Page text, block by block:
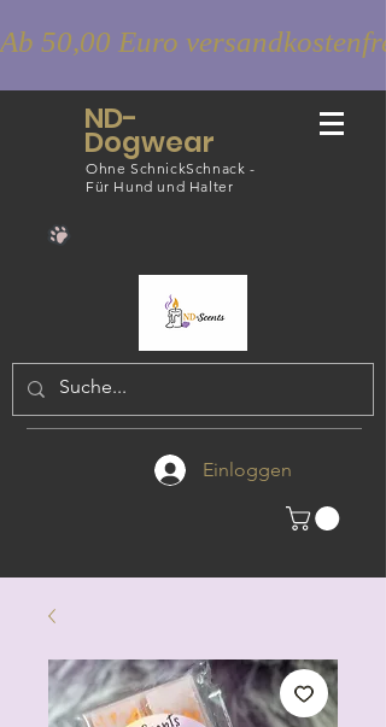
Ab 50,00 Euro versandkostenfrei
ND-
Dogwear
Ohne SchnickSchnack -
Für Hund und Halter
Einloggen